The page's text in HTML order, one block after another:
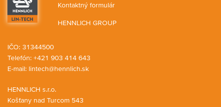
Kontaktný formulár
HENNLICH GROUP
HENNLICH s.r.o.
Košťany nad Turcom 543
IČO: 31344500
Telefón: +421 903 414 643
E-mail: lintech@hennlich.sk